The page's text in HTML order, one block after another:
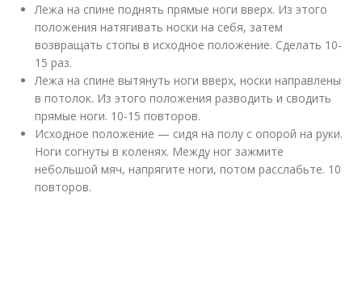
Лежа на спине поднять прямые ноги вверх. Из этого
положения натягивать носки на себя, затем
возвращать стопы в исходное положение. Сделать 10-
15 раз.
Лежа на спине вытянуть ноги вверх, носки направлены
в потолок. Из этого положения разводить и сводить
прямые ноги. 10-15 повторов.
Исходное положение — сидя на полу с опорой на руки.
Ноги согнуты в коленях. Между ног зажмите
небольшой мяч, напрягите ноги, потом расслабьте. 10
повторов.